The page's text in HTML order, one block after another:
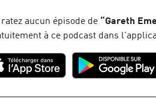
ratez aucun épisode de “Gareth
à ce podcast dans